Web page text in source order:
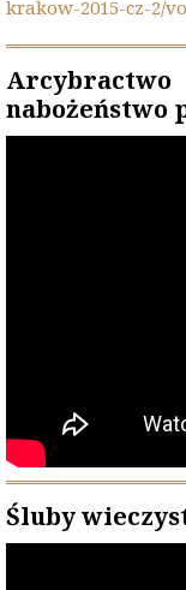
krakow-2015-cz-2/
nabożeństwo
Śluby